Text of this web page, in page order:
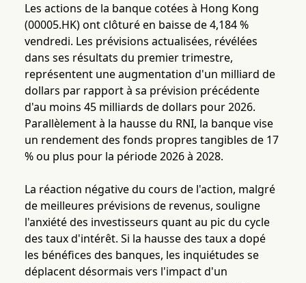
Les actions de la banque cotées à Hong Kong
(00005.HK) ont clôturé en baisse de 4,184 %
vendredi. Les prévisions actualisées, révélées
dans ses résultats du premier trimestre,
représentent une augmentation d'un milliard de
dollars par rapport à sa prévision précédente
d'au moins 45 milliards de dollars pour 2026.
Parallèlement à la hausse du RNI, la banque vise
un rendement des fonds propres tangibles de 17
% ou plus pour la période 2026 à 2028.
La réaction négative du cours de l'action, malgré
de meilleures prévisions de revenus, souligne
l'anxiété des investisseurs quant au pic du cycle
des taux d'intérêt. Si la hausse des taux a dopé
les bénéfices des banques, les inquiétudes se
déplacent désormais vers l'impact d'un